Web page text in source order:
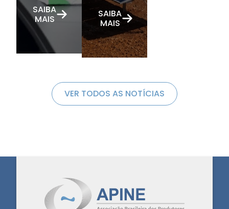
SAIBA
MAIS
SAIBA
MAIS
VER TODOS AS NOTÍCIAS